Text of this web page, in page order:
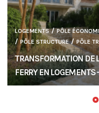
LOGEMENTS/PÔLE
/ PÔLE STRUCTURE/PÔLE
TRANSFORMATION DE
FERRY EN LOGEMENTS